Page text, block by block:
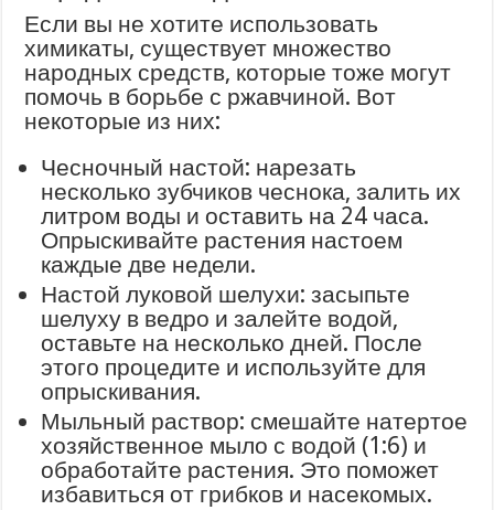
Если вы не хотите использовать
химикаты, существует множество
народных средств, которые тоже могут
помочь в борьбе с ржавчиной. Вот
некоторые из них:
Чесночный настой: нарезать
несколько зубчиков чеснока, залить их
литром воды и оставить на 24 часа.
Опрыскивайте растения настоем
каждые две недели.
Настой луковой шелухи: засыпьте
шелуху в ведро и залейте водой,
оставьте на несколько дней. После
этого процедите и используйте для
опрыскивания.
Мыльный раствор: смешайте натертое
хозяйственное мыло с водой (1:6) и
обработайте растения. Это поможет
избавиться от грибков и насекомых.